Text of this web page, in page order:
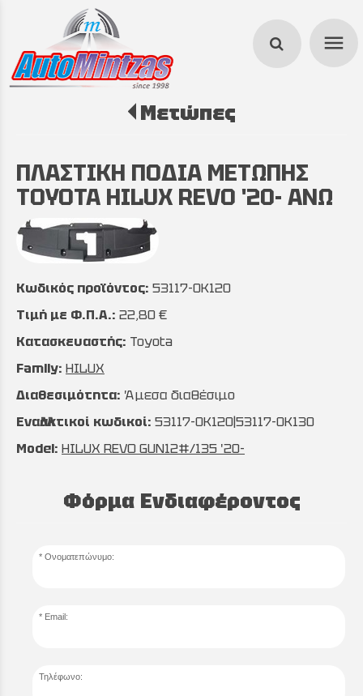
menu
Μετώπες
ΠΛΑΣΤΙΚΗ ΠΟΔΙΑ ΜΕΤΩΠΗΣ
TOYOTA HILUX REVO '20- ΑΝΩ
Κωδικός προϊόντος: 53117-0K120
Τιμή με Φ.Π.Α.: 22,80 €
Κατασκευαστής: Toyota
Family: HILUX
Διαθεσιμότητα: Άμεσα διαθέσιμο
Εναλλακτικοί κωδικοί: 53117-0K120|53117-0K130
Model: HILUX REVO GUN12#/135 '20-
Φόρμα Ενδιαφέροντος
Ονοματεπώνυμο:
Email:
Τηλέφωνο: